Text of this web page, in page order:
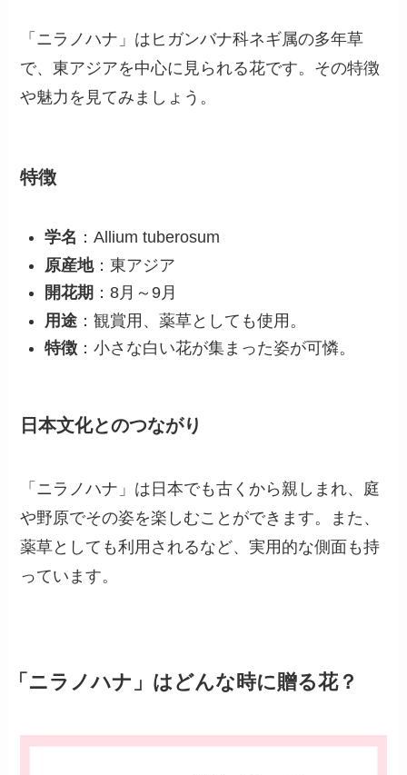
「ニラノハナ」はヒガンバナ科ネギ属の多年草
で、東アジアを中心に見られる花です。その特徴
や魅力を見てみましょう。
特徴
学名 ：Allium tuberosum
原産地：東アジア
開花期 ：8月～9月
用途 ：観賞用、薬草としても使用。
特徴 ：小さな白い花が集まった姿が可憐。
日本文化とのつながり
「ニラノハナ」は日本でも古くから親しまれ、庭
や野原でその姿を楽しむことができます。また、
薬草としても利用されるなど、実用的な側面も持
っています。
「ニラノハナ」はどんな時に贈る花？